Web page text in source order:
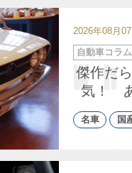
2026年08月07
傑作だ
気！
カ
テ
ゴ
リ
ー
自動車コラム
名車 国